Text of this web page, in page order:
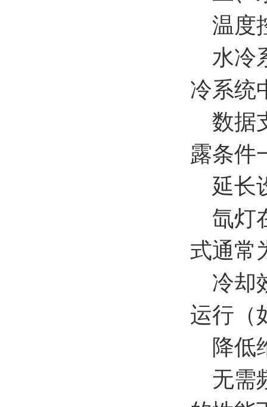
温度
水冷
冷系统
数据
露条件
延长
氙灯
式通常
冷却
运行（
降低
无需